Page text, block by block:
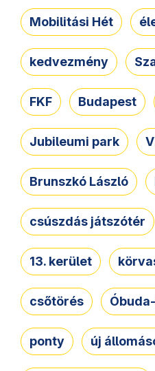
Mobilitási Hét
kedvezmény
FKF Budapest
Jubileumi park
Brunszkó László
csúszdás játszótér
13. kerület
csőtörés
ponty új